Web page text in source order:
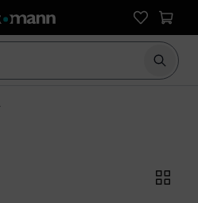
Suche